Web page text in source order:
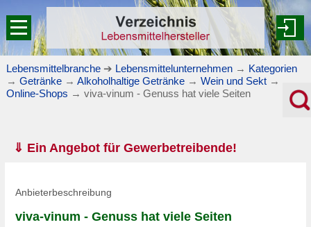
Lebensmittelbranche ➔ Lebensmittelunternehmen → Kategorien
→ Getränke → Alkoholhaltige Getränke → Wein und Sekt →
Online-Shops → viva-vinum - Genuss hat viele Seiten
⇓ Ein Angebot für Gewerbetreibende!
Anbieterbeschreibung
viva-vinum - Genuss hat viele Seiten